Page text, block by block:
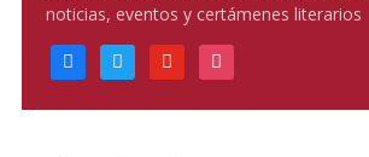
noticias, eventos y certámenes literarios
facebooktwitter youtube instagram